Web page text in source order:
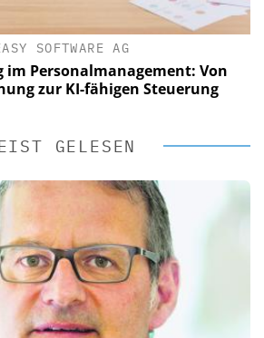
SOFTWARE AG
Personalmanagement: Von
zur KI-fähigen Steuerung
GELESEN